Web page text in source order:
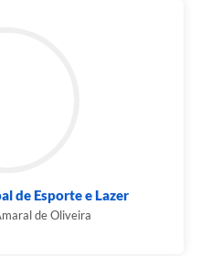
de Esporte e Lazer
de Oliveira